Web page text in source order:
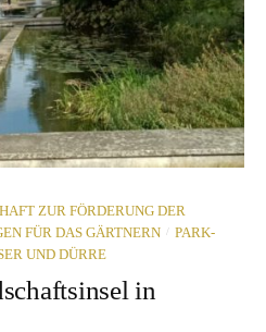
ZUR FÖRDERUNG DER
FÜR DAS GÄRTNERN / PARK-
UND DÜRRE
in